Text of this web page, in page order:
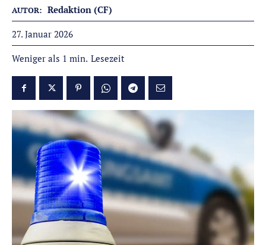
AUTOR: Redaktion (CF)
27. Januar 2026
Weniger als 1 min. Lesezeit